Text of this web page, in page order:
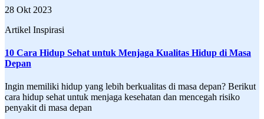
28 Okt 2023
Artikel Inspirasi
10 Cara Hidup Sehat untuk Menjaga Kualitas Hidup di Masa
Depan
Ingin memiliki hidup yang lebih berkualitas di masa depan? Berikut
cara hidup sehat untuk menjaga kesehatan dan mencegah risiko
penyakit di masa depan